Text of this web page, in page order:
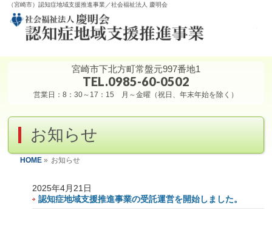
（宮崎市）認知症地域支援推進事業／社会福祉法人 慶明会
宮崎市下北方町常盤元997番地1
TEL.0985-60-0502
営業日：8：30～17：15 月～金曜（祝日、年末年始を除く）
お知らせ
HOME » お知らせ
2025年4月21日
認知症地域支援推進事業の受託運営を開始しました。